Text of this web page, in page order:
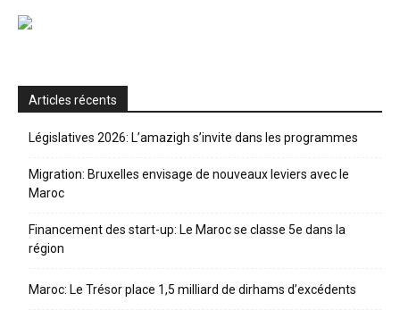
Articles récents
Législatives 2026: L’amazigh s’invite dans les programmes
Migration: Bruxelles envisage de nouveaux leviers avec le
Maroc
Financement des start-up: Le Maroc se classe 5e dans la
région
Maroc: Le Trésor place 1,5 milliard de dirhams d’excédents